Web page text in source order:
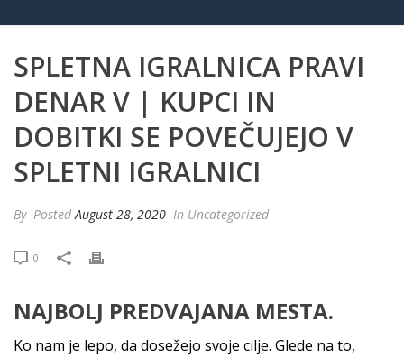
SPLETNA IGRALNICA PRAVI
DENAR V | KUPCI IN
DOBITKI SE POVEČUJEJO V
SPLETNI IGRALNICI
By PostedAugust 28, 2020 In Uncategorized
0
NAJBOLJ PREDVAJANA MESTA.
Ko nam je lepo, da dosežejo svoje cilje. Glede na to,